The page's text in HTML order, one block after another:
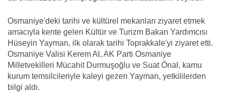
Osmaniye'deki tarihi ve kültürel mekanları ziyaret etmek
amacıyla kente gelen Kültür ve Turizm Bakan Yardımcısı
Hüseyin Yayman, ilk olarak tarihi Toprakkale'yi ziyaret etti.
Osmaniye Valisi Kerem Al, AK Parti Osmaniye
Milletvekilleri Mücahit Durmuşoğlu ve Suat Önal, kamu
kurum temsilcileriyle kaleyi gezen Yayman, yetkililerden
bilgi aldı.